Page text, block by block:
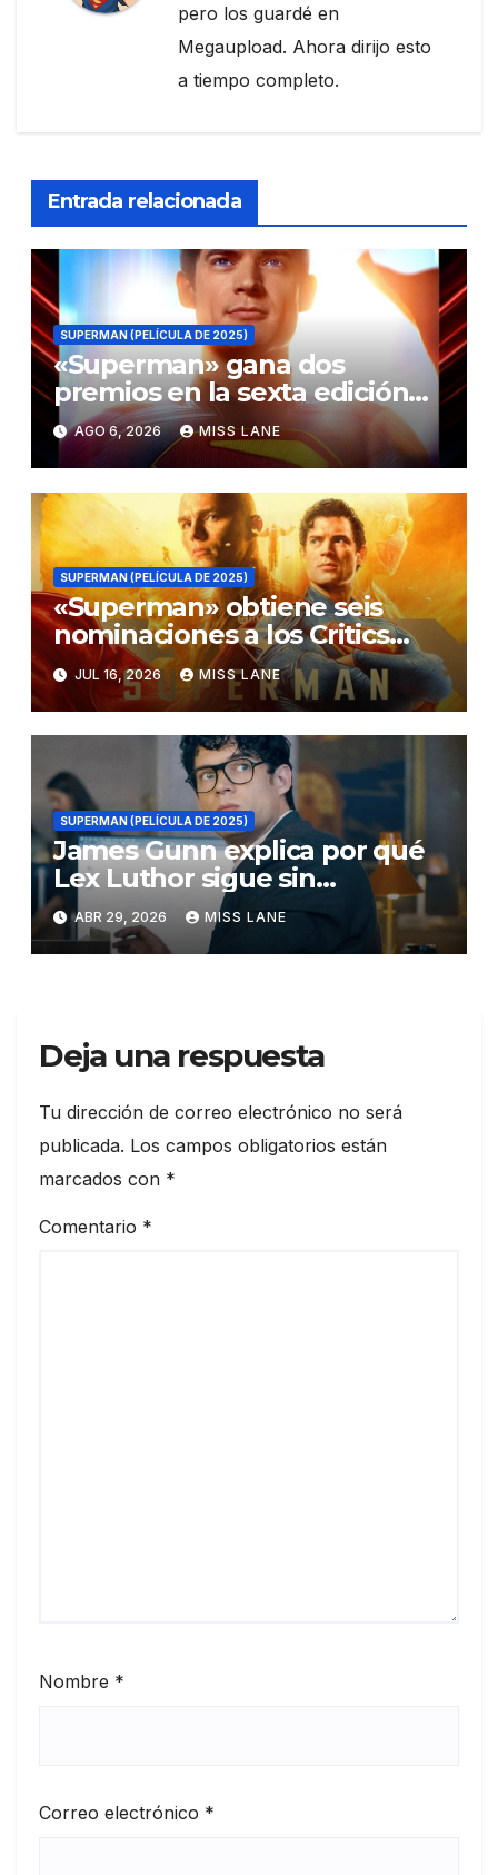
pero los guardé en
Megaupload. Ahora dirijo esto
a tiempo completo.
Entrada relacionada
SUPERMAN (PELÍCULA DE 2025)
«Superman» gana dos
premios en la sexta edición
de los Critics Choice Super
Awards
AGO 6, 2026 MISS LANE
SUPERMAN (PELÍCULA DE 2025)
«Superman» obtiene seis
nominaciones a los Critics
Choice Super Awards
JUL 16, 2026 MISS LANE
SUPERMAN (PELÍCULA DE 2025)
James Gunn explica por qué
Lex Luthor sigue sin
descubrir la identidad secreta
de Superman
ABR 29, 2026 MISS LANE
Deja una respuesta
Tu dirección de correo electrónico no será
publicada. Los campos obligatorios están
marcados con *
Comentario *
Nombre *
Correo electrónico *